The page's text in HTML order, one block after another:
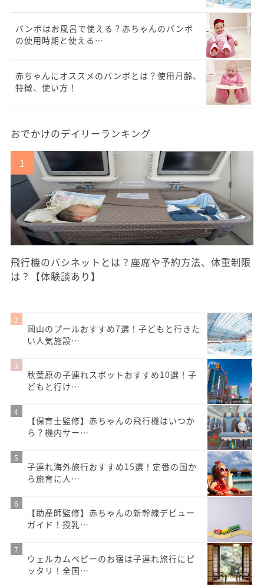
バンボはお風呂で使える？赤ちゃんのバンボ
の使用時期と使える…
赤ちゃんにオススメのバンボとは？使用月齢、
特徴、使い方！
おでかけのデイリーランキング
飛行機のバシネットとは？座席や予約方法、体重制限
は？【体験談あり】
岡山のプールおすすめ7選！子どもと行きた
い人気施設…
秋葉原の子連れスポットおすすめ10選！子
どもと行け…
【保育士監修】赤ちゃんの飛行機はいつか
ら？機内サー…
子連れ海外旅行おすすめ15選！定番の国か
ら旅育に人…
【助産師監修】赤ちゃんの新幹線デビュー
ガイド！授乳…
ウェルカムベビーのお宿は子連れ旅行にピ
ッタリ！全国…